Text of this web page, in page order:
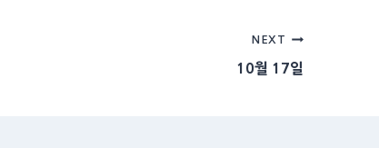
NEXT
10월 17일